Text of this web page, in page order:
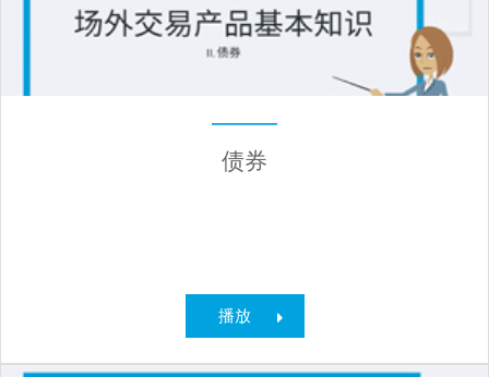
债券
播放